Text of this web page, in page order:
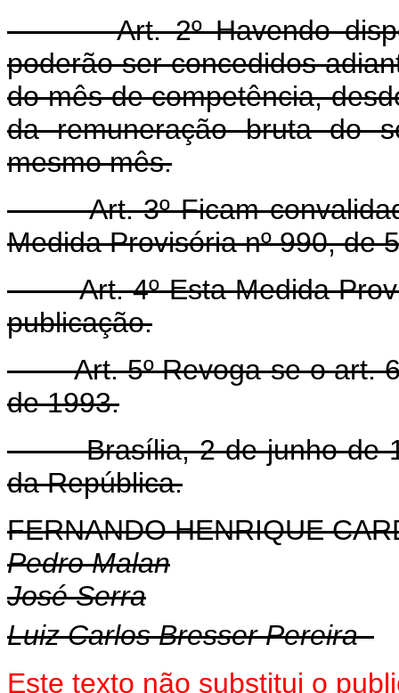
Art. 2º Havendo
poderão ser concedidos
do mês de competência,
da remuneração bruta do
mesmo mês.
Art. 3º Ficam
Medida Provisória nº 990, de
Art. 4º Esta Medida
publicação.
Art. 5º Revoga-se o art. 6º
de 1993.
Brasília, 2 de junho de
da República.
FERNANDO HENRIQUE
Pedro Malan
José Serra
Luiz Carlos Bresser Pereira
Este texto não substitui o